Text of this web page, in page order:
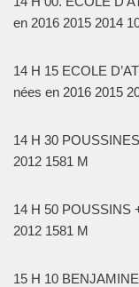
en 2016 2015 2014
14 H 15 ECOLE
nées en 2016 2015
14 H 30
2012 1581 M
14 H 50 POUSSINS
2012 1581 M
15 H 10